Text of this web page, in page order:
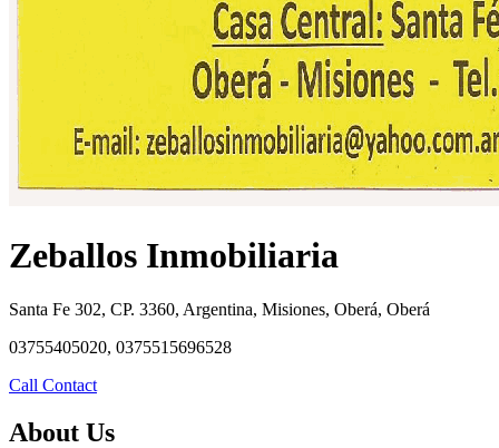
Zeballos Inmobiliaria
Santa Fe 302, CP. 3360, Argentina, Misiones, Oberá, Oberá
03755405020, 0375515696528
Call Contact
About Us